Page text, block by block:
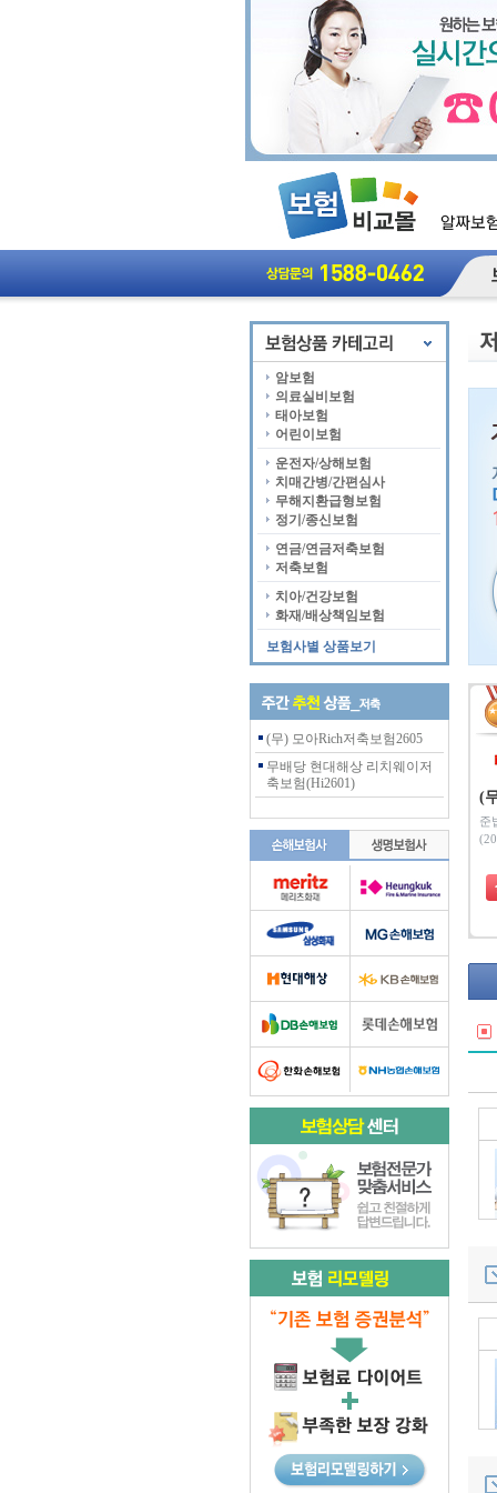
암보험
의료실비보험
태아보험
어린이보험
운전자/상해보험
치매간병/간편심사
무해지환급형보험
정기/종신보험
연금/연금저축보험
저축보험
치아/건강보험
화재/배상책임보험
보험사별 상품보기
(무) 모아Rich저축보험2605
무배당 현대해상 리치웨이저
축보험(Hi2601)
(
준